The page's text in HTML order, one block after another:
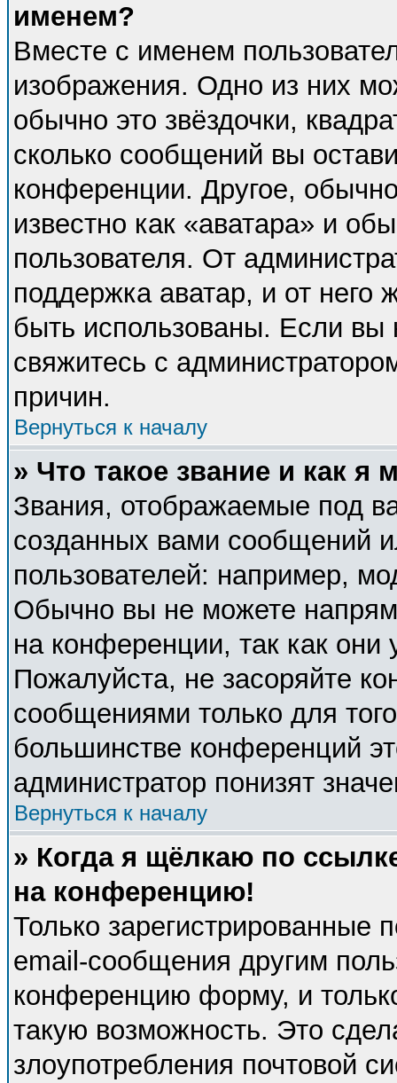
именем?
Вместе с именем
изображения. Одно из них
обычно это звёздочки,
сколько сообщений вы
конференции. Другое,
известно как «аватара» и
пользователя. От
поддержка аватар, и от него
быть использованы. Если вы
свяжитесь с
причин.
Вернуться к началу
» Что такое звание и как я
Звания, отображаемые под
созданных вами сообщений
пользователей: например,
Обычно вы не можете
на конференции, так как
Пожалуйста, не засоряйте
сообщениями только для
большинстве конференций
администратор понизят
Вернуться к началу
» Когда я щёлкаю по
на конференцию!
Только зарегистрированные
email-сообщения другим
конференцию форму, и
такую возможность. Это
злоупотребления почтовой